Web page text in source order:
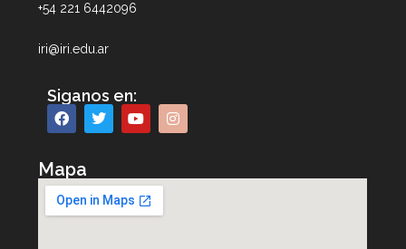
+54 221 6442096
iri@iri.edu.ar
Siganos en:
Mapa